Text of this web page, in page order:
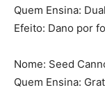
Quem Ensina:
Efeito: Dano por
Nome: Seed
Quem Ensina: